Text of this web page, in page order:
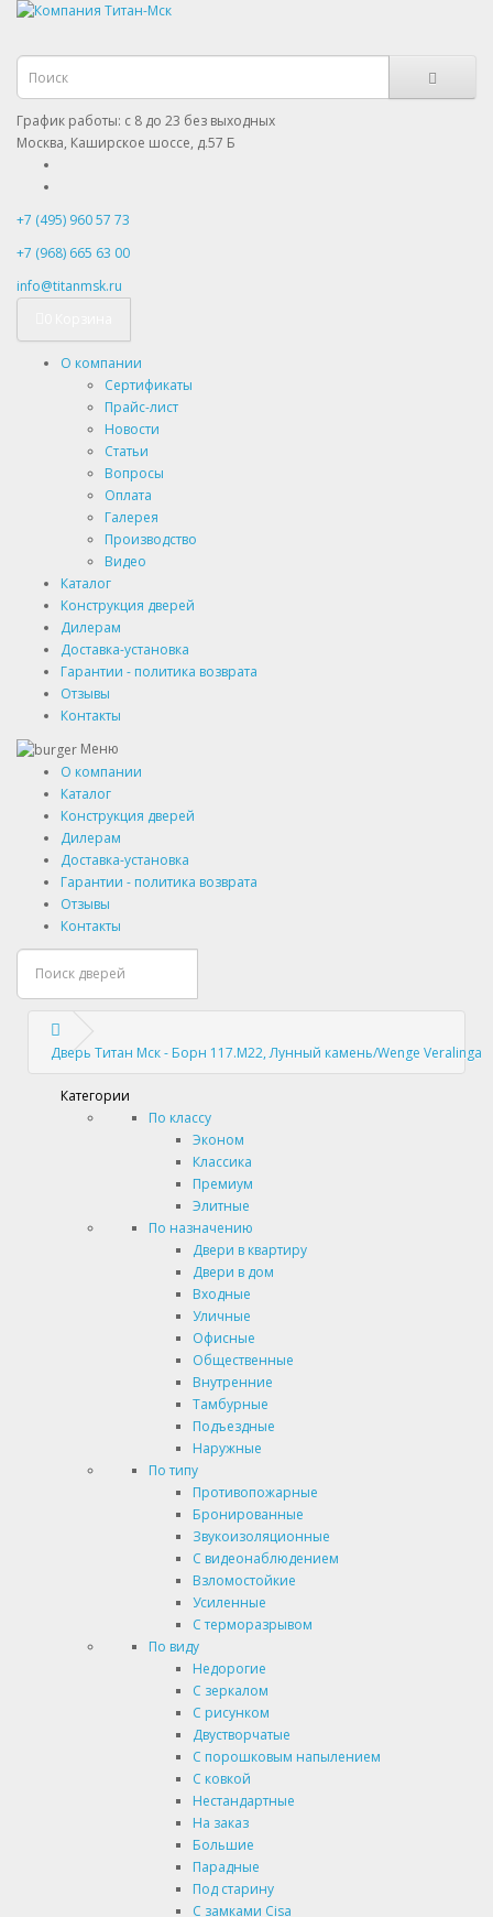
График работы: с 8 до 23 без выходных
Москва, Каширское шоссе, д.57 Б
+7 (495) 960 57 73
+7 (968) 665 63 00
info@titanmsk.ru
О компании
Сертификаты
Прайс-лист
Новости
Статьи
Вопросы
Оплата
Галерея
Производство
Видео
Каталог
Конструкция дверей
Дилерам
Доставка-установка
Гарантии - политика возврата
Отзывы
Контакты
Меню
О компании
Каталог
Конструкция дверей
Дилерам
Доставка-установка
Гарантии - политика возврата
Отзывы
Контакты
Дверь Титан Мск - Борн 117.М22, Лунный камень/Wenge Veralinga
Категории
По классу
Эконом
Классика
Премиум
Элитные
По назначению
Двери в квартиру
Двери в дом
Входные
Уличные
Офисные
Общественные
Внутренние
Тамбурные
Подъездные
Наружные
По типу
Противопожарные
Бронированные
Звукоизоляционные
С видеонаблюдением
Взломостойкие
Усиленные
С терморазрывом
По виду
Недорогие
С зеркалом
С рисунком
Двустворчатые
С порошковым напылением
С ковкой
Нестандартные
На заказ
Большие
Парадные
Под старину
С замками Cisa